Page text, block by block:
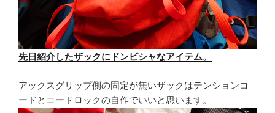
先日紹介したザックにドンピシャなアイテム。
アックスグリップ側の固定が無いザックはテンションコ
ードとコードロックの自作でいいと思います。